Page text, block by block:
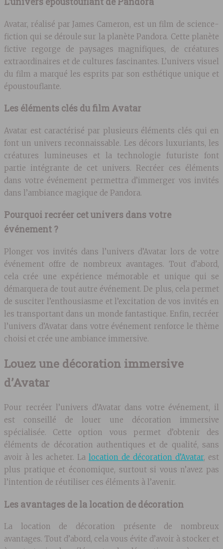
Avatar, réalisé par James Cameron, est un film de science-
fiction qui se déroule sur la planète Pandora. Cette planète
fictive regorge de paysages magnifiques, de créatures
extraordinaires et de cultures fascinantes. L’univers visuel
du film a marqué les esprits par son esthétique unique et
époustouflante.
Les éléments clés du film Avatar
Avatar est caractérisé par plusieurs éléments clés qui en
font un univers reconnaissable. Les décors luxuriants, les
créatures lumineuses et la technologie futuriste font
partie intégrante de cet univers. Recréer ces éléments
dans votre événement permettra d’immerger vos invités
dans l’ambiance magique de Pandora.
Pourquoi recréer cet univers dans votre
événement ?
Plonger vos invités dans l’univers d’Avatar lors de votre
événement offre de nombreux avantages. Tout d’abord,
cela crée une expérience mémorable et unique qui se
démarquera de tout autre événement. De plus, cela permet
de susciter l’enthousiasme et l’excitation de vos invités en
les transportant dans un monde fantastique. Enfin, recréer
l’univers d’Avatar dans votre événement renforce le thème
choisi et crée une ambiance immersive.
Louez une décoration immersive
d’Avatar
Pour recréer l’univers d’Avatar dans votre événement, il
est conseillé de louer une décoration immersive
spécialisée. Cette option vous permet d’obtenir des
éléments de décoration authentiques et de qualité, sans
avoir à les acheter. La location de décoration d’Avatar, est
plus pratique et économique, surtout si vous n’avez pas
l’intention de réutiliser ces éléments à l’avenir.
Les avantages de la location de décoration
La location de décoration présente de nombreux
avantages. Tout d’abord, cela vous évite d’avoir à stocker et